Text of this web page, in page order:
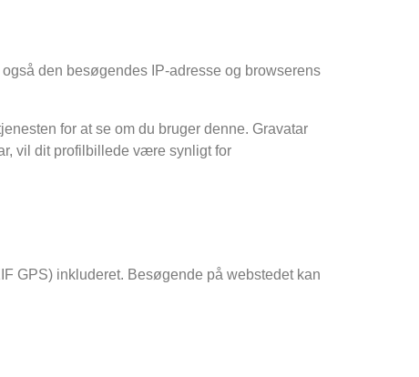
den besøgendes IP-adresse og browserens
for at se om du bruger denne. Gravatar
vil dit profilbillede være synligt for
GPS) inkluderet. Besøgende på webstedet kan